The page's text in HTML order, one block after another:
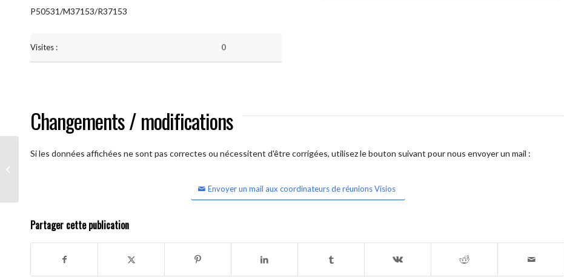
P50531/M37153/R37153
Visites : 0
Changements / modifications
Si les données affichées ne sont pas correctes ou nécessitent d'être corrigées, utilisez le bouton suivant pour nous envoyer un mail :
Envoyer un mail aux coordinateurs de réunions Visios
Partager cette publication